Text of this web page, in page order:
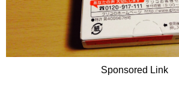
Sponsored Link